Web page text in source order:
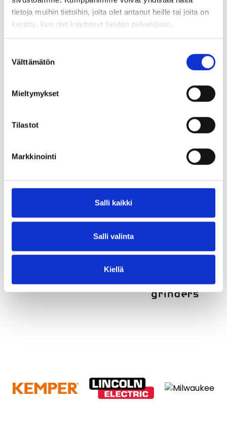
tietoja muihin tietoihin, joita olet antanut heille tai joita on
kerätty, kun olet käyttänyt heidän palvelujaan.
valinta
Välttämätön
Mieltymykset
Tilastot
Markkinointi
Salli kaikki
Salli valinta
Kiellä